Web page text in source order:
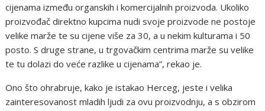
cijenama između organskih i komercijalnih proizvoda. Ukoliko
proizvođač direktno kupcima nudi svoje proizvode ne postoje
velike marže te su cijene više za 30, a u nekim kulturama i 50
posto. S druge strane, u trgovačkim centrima marže su velike
te tu dolazi do veće razlike u cijenama”, rekao je.
Ono što ohrabruje, kako je istakao Herceg, jeste i velika
zainteresovanost mladih ljudi za ovu proizvodnju, a s obzirom